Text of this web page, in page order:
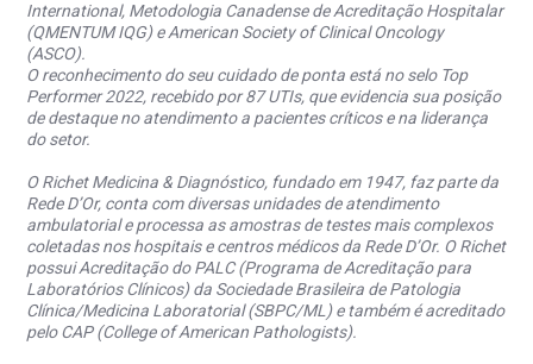
International, Metodologia Canadense de Acreditação Hospitalar
(QMENTUM IQG) e American Society of Clinical Oncology
(ASCO).
O reconhecimento do seu cuidado de ponta está no selo Top
Performer 2022, recebido por 87 UTIs, que evidencia sua posição
de destaque no atendimento a pacientes críticos e na liderança
do setor.
O Richet Medicina & Diagnóstico, fundado em 1947, faz parte da
Rede D’Or, conta com diversas unidades de atendimento
ambulatorial e processa as amostras de testes mais complexos
coletadas nos hospitais e centros médicos da Rede D’Or. O Richet
possui Acreditação do PALC (Programa de Acreditação para
Laboratórios Clínicos) da Sociedade Brasileira de Patologia
Clínica/Medicina Laboratorial (SBPC/ML) e também é acreditado
pelo CAP (College of American Pathologists).